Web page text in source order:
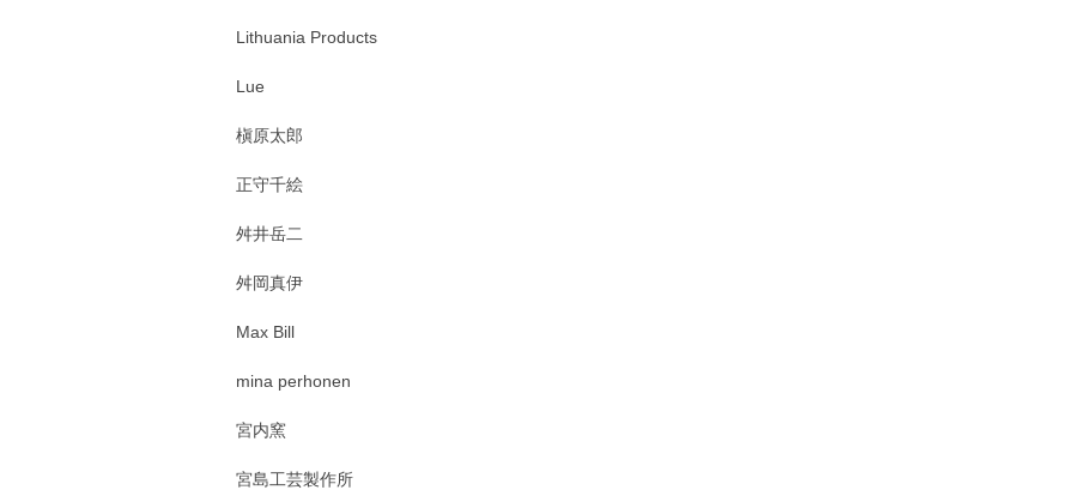
Lithuania Products
Lue
槇原太郎
正守千絵
舛井岳二
舛岡真伊
Max Bill
mina perhonen
宮内窯
宮島工芸製作所